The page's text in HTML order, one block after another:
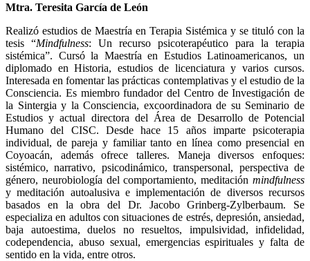
Mtra. Teresita García de León
Realizó estudios de Maestría en Terapia Sistémica y se tituló con la
tesis “Mindfulness: Un recurso psicoterapéutico para la terapia
sistémica”. Cursó la Maestría en Estudios Latinoamericanos, un
diplomado en Historia, estudios de licenciatura y varios cursos.
Interesada en fomentar las prácticas contemplativas y el estudio de la
Consciencia. Es miembro fundador del Centro de Investigación de
la Sintergia y la Consciencia, excoordinadora de su Seminario de
Estudios y actual directora del Área de Desarrollo de Potencial
Humano del CISC. Desde hace 15 años imparte psicoterapia
individual, de pareja y familiar tanto en línea como presencial en
Coyoacán, además ofrece talleres. Maneja diversos enfoques:
sistémico, narrativo, psicodinámico, transpersonal, perspectiva de
género, neurobiología del comportamiento, meditación mindfulness
y meditación autoalusiva e implementación de diversos recursos
basados en la obra del Dr. Jacobo Grinberg-Zylberbaum. Se
especializa en adultos con situaciones de estrés, depresión, ansiedad,
baja autoestima, duelos no resueltos, impulsividad, infidelidad,
codependencia, abuso sexual, emergencias espirituales y falta de
sentido en la vida, entre otros.